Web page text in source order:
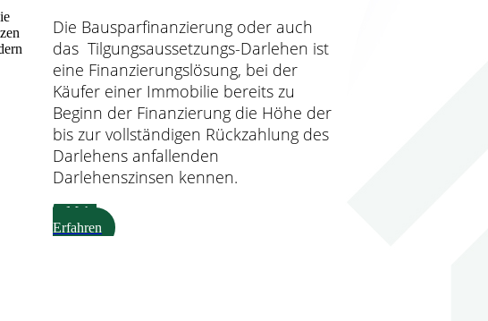
Die Bausparfinanzierung oder auch
das Tilgungsaussetzungs-Darlehen ist
eine Finanzierungslösung, bei der
Käufer einer Immobilie bereits zu
Beginn der Finanzierung die Höhe der
bis zur vollständigen Rückzahlung des
Darlehens anfallenden
Darlehenszinsen kennen.
Mehr
Erfahren